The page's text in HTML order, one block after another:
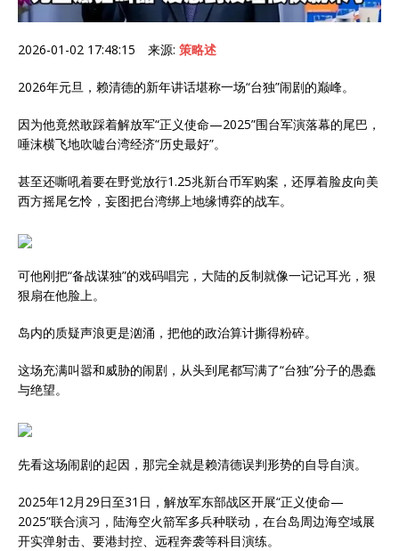
2026-01-02 17:48:15 来源: 策略述
2026年元旦，赖清德的新年讲话堪称一场“台独”闹剧的巅峰。
因为他竟然敢踩着解放军“正义使命—2025”围台军演落幕的尾巴，
唾沫横飞地吹嘘台湾经济“历史最好”。
甚至还嘶吼着要在野党放行1.25兆新台币军购案，还厚着脸皮向美
西方摇尾乞怜，妄图把台湾绑上地缘博弈的战车。
可他刚把“备战谋独”的戏码唱完，大陆的反制就像一记记耳光，狠
狠扇在他脸上。
岛内的质疑声浪更是汹涌，把他的政治算计撕得粉碎。
这场充满叫嚣和威胁的闹剧，从头到尾都写满了“台独”分子的愚蠢
与绝望。
先看这场闹剧的起因，那完全就是赖清德误判形势的自导自演。
2025年12月29日至31日，解放军东部战区开展“正义使命—
2025”联合演习，陆海空火箭军多兵种联动，在台岛周边海空域展
开实弹射击、要港封控、远程奔袭等科目演练。